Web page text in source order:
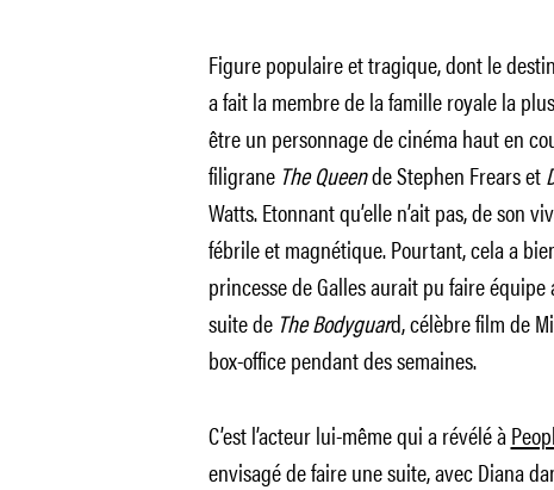
Figure populaire et tragique, dont le
a fait la membre de la famille royale la
être un personnage de cinéma haut en
filigraneThe Queende Stephen Frears et
Watts. Etonnant qu’elle n’ait pas, de son
fébrile et magnétique. Pourtant, cela a
princesse de Galles aurait pu faire
suite de The Bodyguard, célèbre film de
box-office pendant des semaines.
C’est l’acteur lui-même qui a révélé à
envisagé de faire une suite, avec Diana